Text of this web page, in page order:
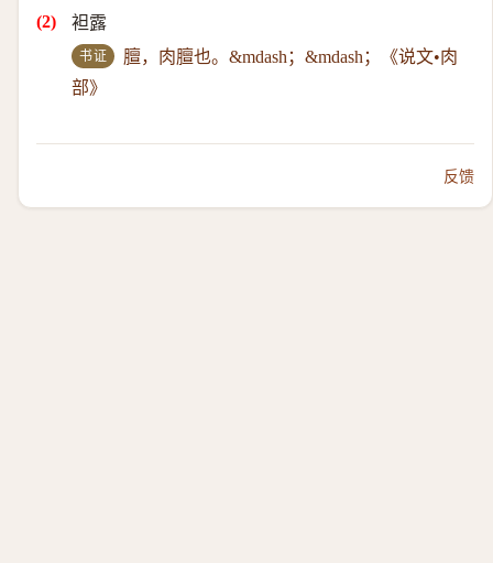
袒露
书证
膻，肉膻也。&mdash；&mdash；《说文•肉
部》
反馈